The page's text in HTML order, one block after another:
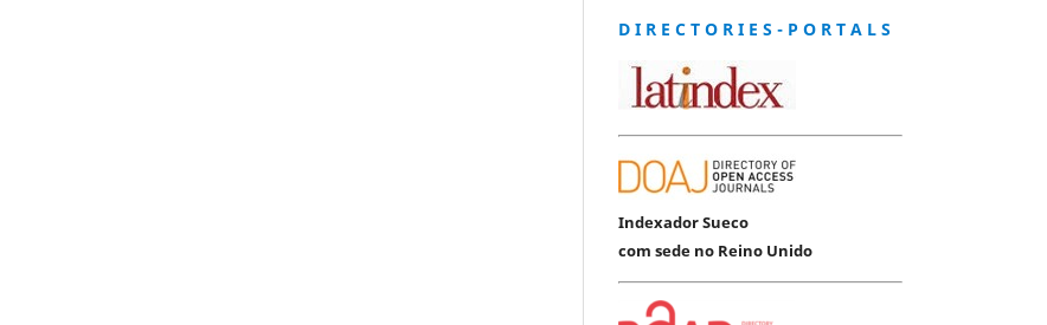
D I R E C T O R I E S - P O R T A L S
Indexador Sueco
com sede no Reino Unido